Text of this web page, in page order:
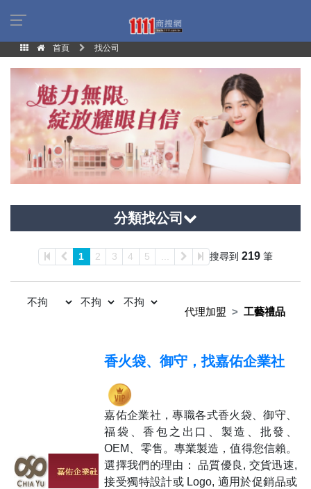
首頁 找公司
分類找公司
1 2 3 4 5 搜尋到 219 筆
代理加盟 工藝禮品
香火袋、御守，找嘉佑企業社
嘉佑企業社，專職各式香火袋、御守、
福袋、香包之出口、製造、批發、
OEM、零售。專業製造，值得您信賴。
選擇我們的理由： 品質優良, 交貨迅速,
接受獨特設計或 Logo, 適用於促銷品或